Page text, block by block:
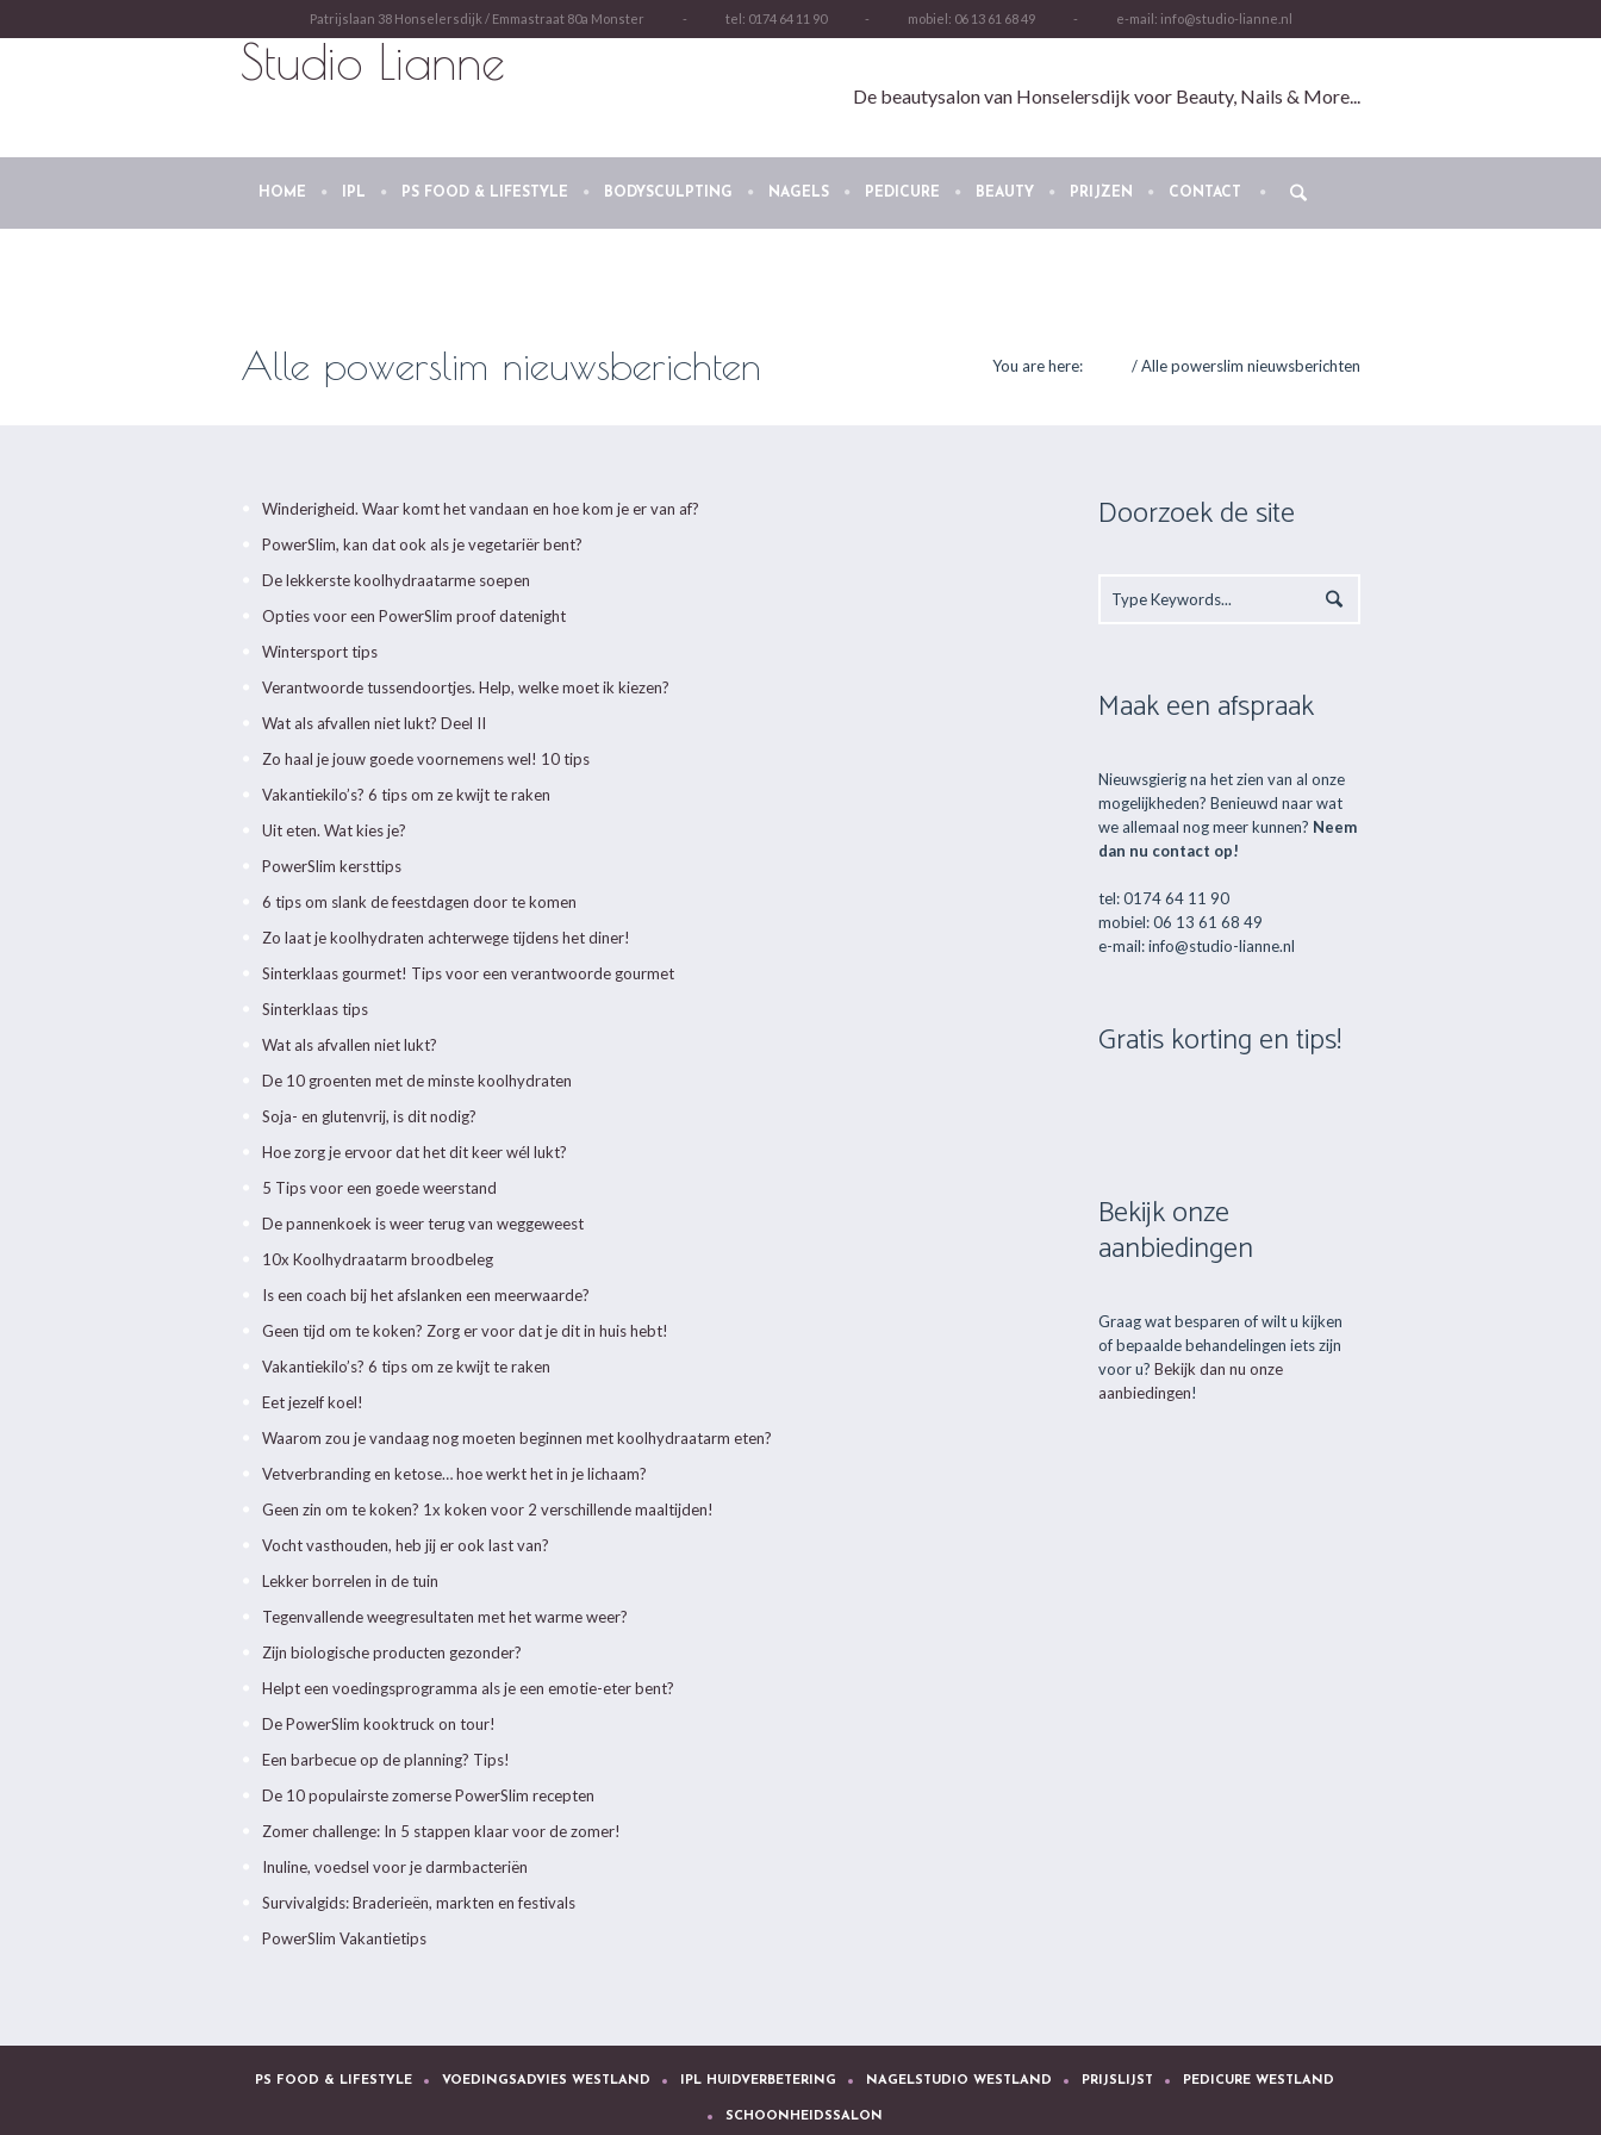
Patrijslaan 38 Honselersdijk / Emmastraat 80a Monster - tel: 0174 64 11 90 - mobiel: 06 13 61 68 49 - e-mail: info@studio-lianne.nl
Studio Lianne
De beautysalon van Honselersdijk voor Beauty, Nails & More...
HOME IPL PS FOOD & LIFESTYLE BODYSCULPTING NAGELS PEDICURE BEAUTY PRIJZEN CONTACT
Alle powerslim nieuwsberichten You are here: /Alle powerslim nieuwsberichten
Winderigheid. Waar komt het vandaan en hoe kom je er van af?
PowerSlim, kan dat ook als je vegetariër bent?
De lekkerste koolhydraatarme soepen
Opties voor een PowerSlim proof datenight
Wintersport tips
Verantwoorde tussendoortjes. Help, welke moet ik kiezen?
Wat als afvallen niet lukt? Deel II
Zo haal je jouw goede voornemens wel! 10 tips
Vakantiekilo’s? 6 tips om ze kwijt te raken
Uit eten. Wat kies je?
PowerSlim kersttips
6 tips om slank de feestdagen door te komen
Zo laat je koolhydraten achterwege tijdens het diner!
Sinterklaas gourmet! Tips voor een verantwoorde gourmet
Sinterklaas tips
Wat als afvallen niet lukt?
De 10 groenten met de minste koolhydraten
Soja- en glutenvrij, is dit nodig?
Hoe zorg je ervoor dat het dit keer wél lukt?
5 Tips voor een goede weerstand
De pannenkoek is weer terug van weggeweest
10x Koolhydraatarm broodbeleg
Is een coach bij het afslanken een meerwaarde?
Geen tijd om te koken? Zorg er voor dat je dit in huis hebt!
Vakantiekilo’s? 6 tips om ze kwijt te raken
Eet jezelf koel!
Waarom zou je vandaag nog moeten beginnen met koolhydraatarm eten?
Vetverbranding en ketose… hoe werkt het in je lichaam?
Geen zin om te koken? 1x koken voor 2 verschillende maaltijden!
Vocht vasthouden, heb jij er ook last van?
Lekker borrelen in de tuin
Tegenvallende weegresultaten met het warme weer?
Zijn biologische producten gezonder?
Helpt een voedingsprogramma als je een emotie-eter bent?
De PowerSlim kooktruck on tour!
Een barbecue op de planning? Tips!
De 10 populairste zomerse PowerSlim recepten
Zomer challenge: In 5 stappen klaar voor de zomer!
Inuline, voedsel voor je darmbacteriën
Survivalgids: Braderieën, markten en festivals
PowerSlim Vakantietips
Doorzoek de site
Maak een afspraak
Nieuwsgierig na het zien van al onze
mogelijkheden? Benieuwd naar wat
we allemaal nog meer kunnen? Neem
dan nu contact op!
tel: 0174 64 11 90
mobiel: 06 13 61 68 49
e-mail: info@studio-lianne.nl
Gratis korting en tips!
Bekijk onze
aanbiedingen
Graag wat besparen of wilt u kijken
of bepaalde behandelingen iets zijn
voor u?Bekijk dan nu onze
aanbiedingen!
PS FOOD & LIFESTYLE VOEDINGSADVIES WESTLAND IPL HUIDVERBETERING NAGELSTUDIO WESTLAND PRIJSLIJST PEDICURE WESTLAND
SCHOONHEIDSSALON